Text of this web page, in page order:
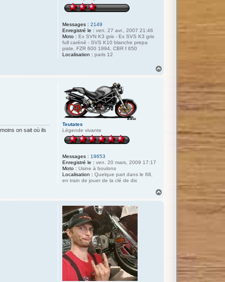
Messages : 2149
Enregistré le : ven. 27 avr., 2007 21:46
Moto : Ex SVN K3 gris - Ex SVS K3 gris
full caréné - SVS K10 blanche prepa
piste, FZR 600 1994, CBR f 650
Localisation : paris 12
Teutates
Légende vivante
Messages : 19653
Enregistré le : ven. 20 mars, 2009 17:17
Moto : Usine à boulons
Localisation : Quelque part dans le 68,
en train de jouer de la clé de dix
on sait où ils